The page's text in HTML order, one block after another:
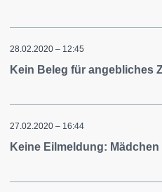
28.02.2020 – 12:45
Kein Beleg für angebliches
27.02.2020 – 16:44
Keine Eilmeldung: